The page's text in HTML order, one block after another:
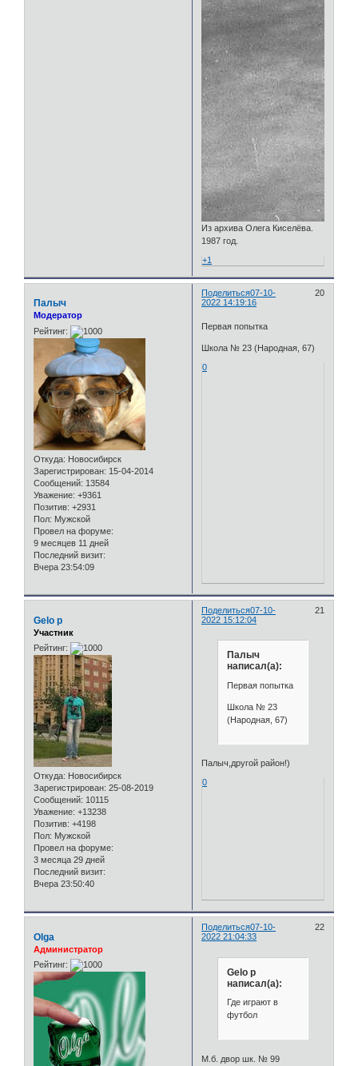
Из архива Олега Киселёва.
1987 год.
+1
Поделиться 20
07-10-
2022 14:19:16
Палыч
Модератор
Рейтинг:
Откуда: Новосибирск
Зарегистрирован: 15-04-2014
Сообщений: 13584
Уважение: +9361
Позитив: +2931
Пол: Мужской
Провел на форуме:
9 месяцев 11 дней
Последний визит:
Вчера 23:54:09
Первая попытка
Школа № 23 (Народная, 67)
0
Поделиться 21
07-10-
2022 15:12:04
Gelo p
Участник
Рейтинг:
Откуда: Новосибирск
Зарегистрирован: 25-08-2019
Сообщений: 10115
Уважение: +13238
Позитив: +4198
Пол: Мужской
Провел на форуме:
3 месяца 29 дней
Последний визит:
Вчера 23:50:40
Палыч
написал(а):
Первая попытка
Школа № 23
(Народная, 67)
Палыч,другой район!)
0
Поделиться 22
07-10-
2022 21:04:33
Olga
Администратор
Рейтинг:
Gelo p
написал(а):
Где играют в
футбол
М.б. двор шк. № 99